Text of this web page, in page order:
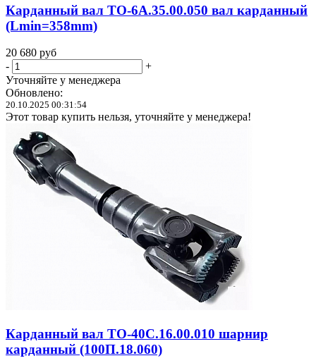
Карданный вал ТО-6А.35.00.050 вал карданный
(Lmin=358mm)
20 680 руб
-
+
Уточняйте у менеджера
Обновлено:
20.10.2025 00:31:54
Этот товар купить нельзя, уточняйте у менеджера!
Карданный вал ТО-40С.16.00.010 шарнир
карданный (100П.18.060)